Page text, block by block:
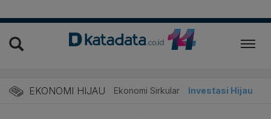
EKONOMI HIJAU
Energi Baru Ekonomi Sirkular Investasi Hijau